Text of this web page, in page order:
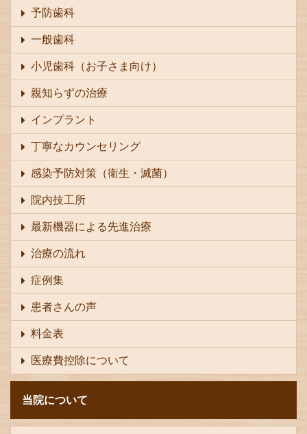
予防歯科
一般歯科
小児歯科（お子さま向け）
親知らずの治療
インプラント
丁寧なカウンセリング
感染予防対策（衛生・滅菌）
院内技工所
最新機器による先進治療
治療の流れ
症例集
患者さんの声
料金表
医療費控除について
当院について